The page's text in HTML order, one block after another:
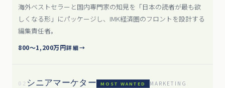
海外ベストセラーと国内専門家の知見を「日本の読者が最も欲
しくなる形」にパッケージし、IMK経済圏のフロントを設計する
編集責任者。
800〜1,200万円詳細→
02 シニアマーケター MOST WANTED MARKETING